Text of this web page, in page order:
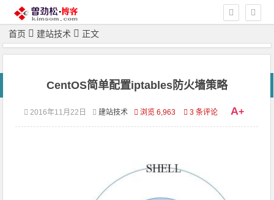
首页 建站技术 正文
CentOS简单配置iptables防火墙策略
2016年11月22日 建站技术 浏览 6,963 3 条评论 A+